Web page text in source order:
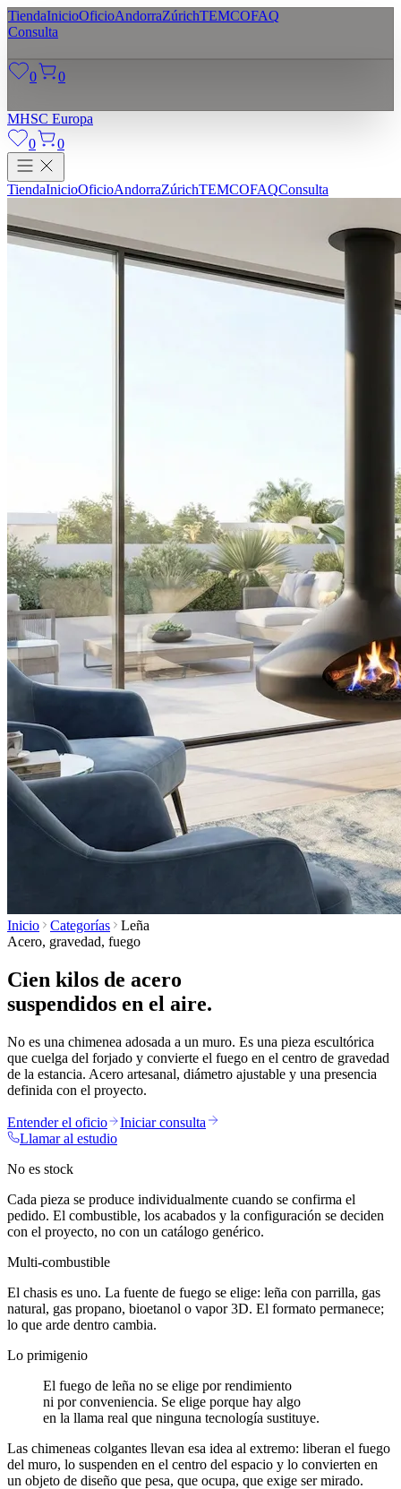
TiendaInicioOficioAndorraZúrichTEMCOFAQ
Consulta
0 0
MHSC Europa
0
0
TiendaInicioOficioAndorraZúrichTEMCOFAQConsulta
Inicio Categorías
Leña
Acero, gravedad, fuego
Cien kilos de acero
suspendidos en el aire.
No es una chimenea adosada a un muro. Es una pieza escultórica
que cuelga del forjado y convierte el fuego en el centro de gravedad
de la estancia. Acero artesanal, diámetro ajustable y una presencia
definida con el proyecto.
Entender el oficio
Iniciar consulta
Llamar al estudio
No es stock
Cada pieza se produce individualmente cuando se confirma el
pedido. El combustible, los acabados y la configuración se deciden
con el proyecto, no con un catálogo genérico.
Multi-combustible
El chasis es uno. La fuente de fuego se elige: leña con parrilla, gas
natural, gas propano, bioetanol o vapor 3D. El formato permanece;
lo que arde dentro cambia.
Lo primigenio
El fuego de leña no se elige por rendimiento
ni por conveniencia. Se elige porque hay algo
en la llama real que ninguna tecnología sustituye.
Las chimeneas colgantes llevan esa idea al extremo: liberan el fuego
del muro, lo suspenden en el centro del espacio y lo convierten en
un objeto de diseño que pesa, que ocupa, que exige ser mirado.